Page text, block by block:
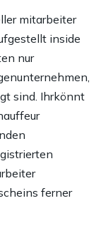
mitarbeiter
inside
nur
sind. Ihrkönnt
ferner